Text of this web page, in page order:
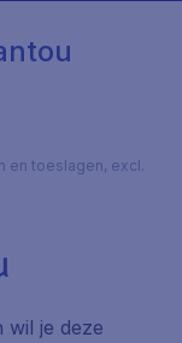
en toeslagen, excl.
wil je deze